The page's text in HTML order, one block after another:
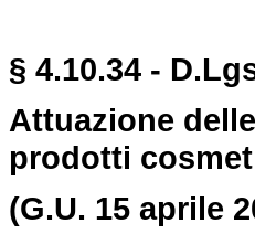
§ 4.10.34 -
Attuazione
prodotti
(G.U. 15 aprile